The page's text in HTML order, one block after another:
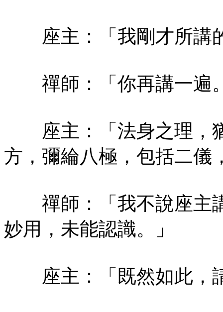
座主：「我剛才所講
禪師：「你再講一遍
座主：「法身之理，
方，彌綸八極，包括二儀
禪師：「我不說座主
妙用，未能認識。」
座主：「既然如此，